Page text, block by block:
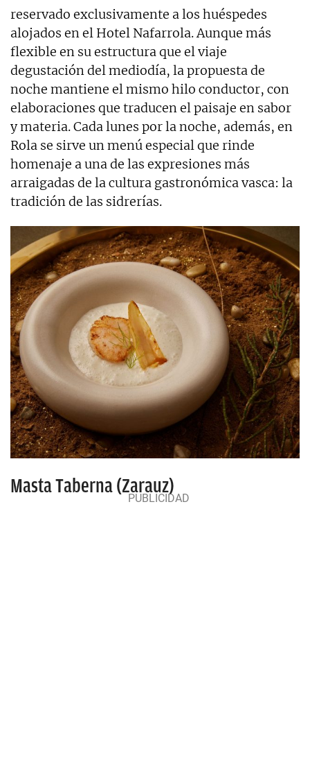
reservado exclusivamente a los huéspedes
alojados en el Hotel Nafarrola. Aunque más
flexible en su estructura que el viaje
degustación del mediodía, la propuesta de
noche mantiene el mismo hilo conductor, con
elaboraciones que traducen el paisaje en sabor
y materia. Cada lunes por la noche, además, en
Rola se sirve un menú especial que rinde
homenaje a una de las expresiones más
arraigadas de la cultura gastronómica vasca: la
tradición de las sidrerías.
Masta Taberna (Zarauz)